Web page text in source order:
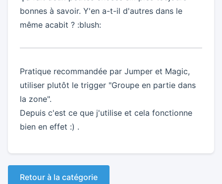
bonnes à savoir. Y'en a-t-il d'autres dans le
même acabit ? :blush:
Pratique recommandée par Jumper et Magic,
utiliser plutôt le trigger "Groupe en partie dans
la zone".
Depuis c'est ce que j'utilise et cela fonctionne
bien en effet :) .
Retour à la catégorie